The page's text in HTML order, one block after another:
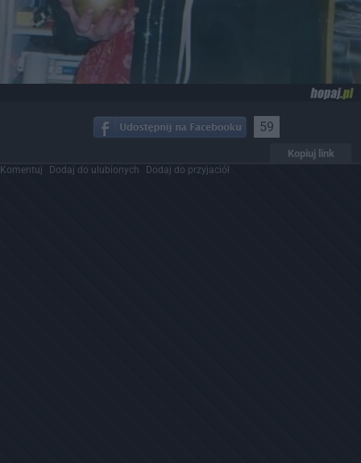
59
Kopiuj link
Komentuj Dodaj do ulubionych Dodaj do przyjaciół